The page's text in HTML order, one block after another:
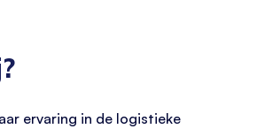
ervaring in de logistieke